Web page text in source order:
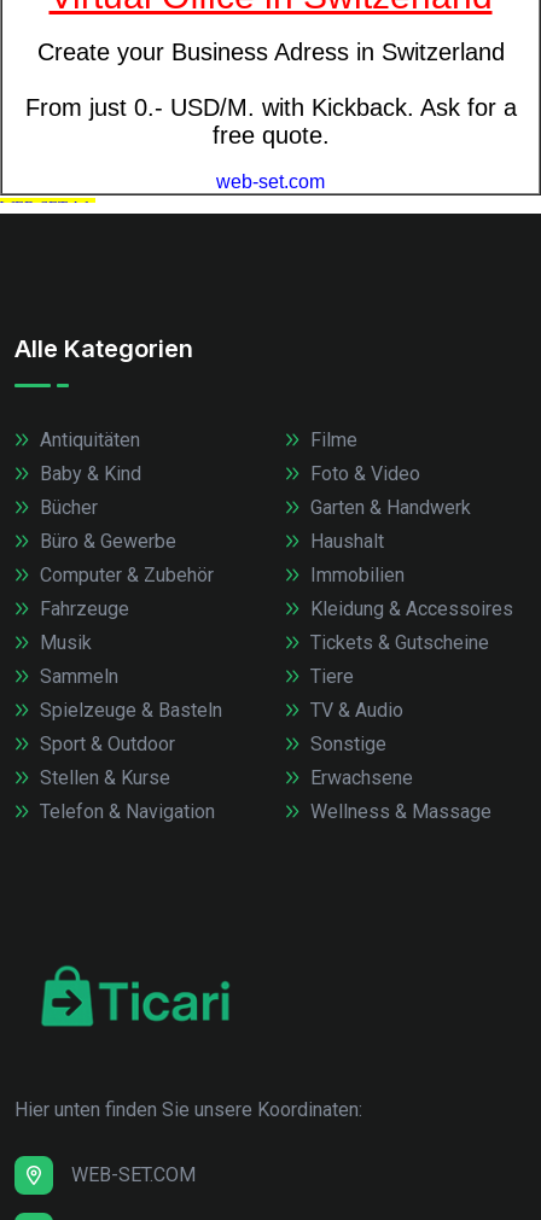
Alle Kategorien
Antiquitäten
Baby & Kind
Bücher
Büro & Gewerbe
Computer & Zubehör
Fahrzeuge
Filme
Foto & Video
Garten & Handwerk
Haushalt
Immobilien
Kleidung & Accessoires
Musik
Sammeln
Spielzeuge & Basteln
Sport & Outdoor
Stellen & Kurse
Telefon & Navigation
Tickets & Gutscheine
Tiere
TV & Audio
Sonstige
Erwachsene
Wellness & Massage
Hier unten finden Sie unsere Koordinaten:
WEB-SET.COM